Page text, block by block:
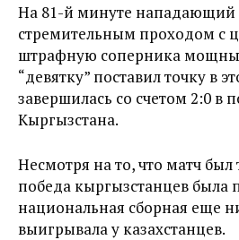
На 81-й минуте нападающий
стремительным проходом с
штрафную соперника
“девятку” поставил точку в
завершилась со счетом 2:0 в
Кыргызстана.
Несмотря на то, что матч
победа кыргызстанцев
национальная сборная еще
выигрывала у казахстанцев.